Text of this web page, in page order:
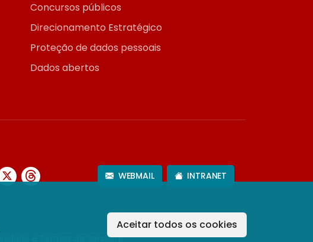
Aceitar todos os cookies
Concursos públicos
Direcionamento Estratégico
Proteção de dados pessoais
Dados abertos
WEBMAIL INTRANET
Termos de Serviço).